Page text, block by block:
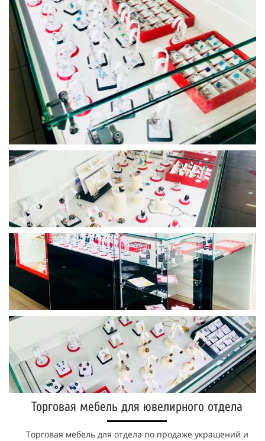
Торговая мебель для ювелирного отдела
Торговая мебель для отдела по продаже украшений и